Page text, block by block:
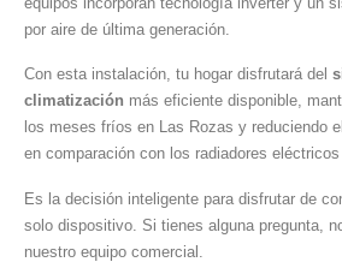
por aire de última generación.
Con esta instalación, tu hogar disfrutará del
climatización más eficiente disponible,
los meses fríos en Las Rozas y reduciendo
en comparación con los radiadores
Es la decisión inteligente para disfrutar de
solo dispositivo. Si tienes alguna pregunta,
nuestro equipo comercial.